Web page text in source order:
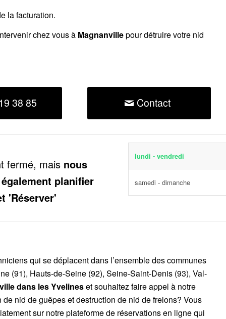
la facturation.
chez vous à Magnanvillepour détruire votre nid
38 85 Contact
fermé, mais nous
planifier
'Réserver'
lundi - vendredi
samedi - dimanche
qui se déplacent dans l’ensemble des communes
(91), Hauts-de-Seine (92), Seine-Saint-Denis (93), Val-
dans les Yvelineset souhaitez faire appel à notre
nid de guêpes et destruction de nid de frelons? Vous
sur notre plateforme de réservations en ligne qui